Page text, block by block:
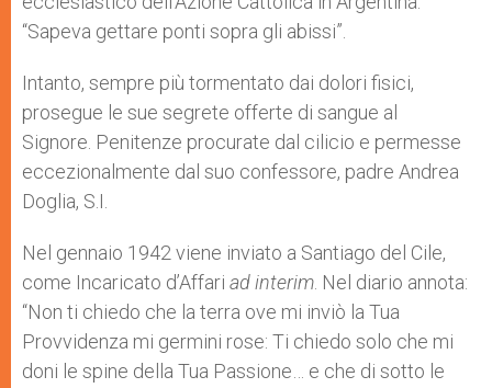
“Sapeva gettare ponti sopra gli abissi”.
Intanto, sempre più tormentato dai dolori fisici,
prosegue le sue segrete offerte di sangue al
Signore. Penitenze procurate dal cilicio e permesse
eccezionalmente dal suo confessore, padre Andrea
Doglia, S.I.
Nel gennaio 1942 viene inviato a Santiago del Cile,
come Incaricato d’Affari ad interim . Nel diario annota:
“Non ti chiedo che la terra ove mi inviò la Tua
Provvidenza mi germini rose: Ti chiedo solo che mi
doni le spine della Tua Passione… e che di sotto le